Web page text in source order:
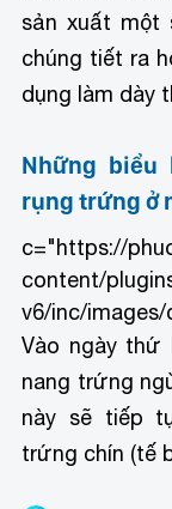
sản xuất một
chúng tiết ra
dụng làm dày
Những biểu
rụng trứng ở
c="https://
content/
v6/inc/images/
Vào ngày thứ
nang trứng
này sẽ tiếp
trứng chín (tế